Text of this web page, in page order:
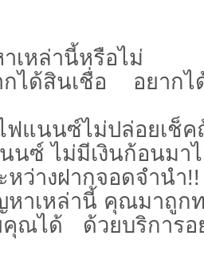
เหล่านี้หรือไม่
กได้สินเชื่อ อยาก
แนนซ์ไม่ปล่อยเช็ค
นซ์ ไม่มีเงินก้อนมา
ว่างฝากจอดจำนำ!!
าเหล่านี้ คุณมาถูก
คุณได้ ด้วยบริการอ